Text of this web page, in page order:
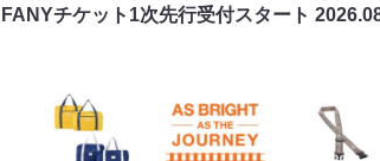
FANYチケット1次先行受付スタート